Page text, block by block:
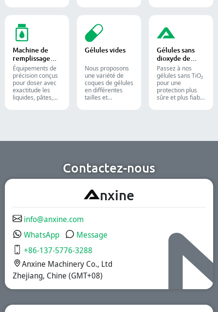
comprimés, de
gélules et de
gélules molles. Il
est toujours
appliqué dans la
production
pharmaceutique
et des
compléments
alimentaires.
blisters, sachets
et tubes dans des
étuis pour
l'emballage
pharmaceutique,
alimentaire.
lignes de
conditionnement
pharmaceutiques,
nutraceutiques et
alimentaires.
Machine de
remplissage
liquide
Équipements de
précision conçus
pour doser avec
exactitude les
liquides, pâtes,
pharmaceutiques,
Gélules vides
Nous proposons
une variété de
coques de gélules
en différentes
tailles et
industries
nutritionnels et
des aliments
fonctionnels.
solutions à
libération
immédiate, à
prolongée.
Gélules sans
dioxyde de
titane
Passez à nos
gélules sans TiO₂
pour une
protection plus
sûre et plus fiable
Contactez-nous
A nxine
info@anxine.com
WhatsApp
Message
+86-137-5776-3288
Anxine Machinery Co., Ltd
Zhejiang, Chine (GMT+08)